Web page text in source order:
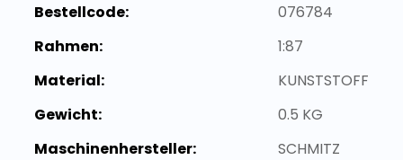
Bestellcode:
076784
Rahmen:
1:87
Material:
KUNSTSTOFF
Gewicht:
0.5 KG
Maschinenhersteller:
SCHMITZ